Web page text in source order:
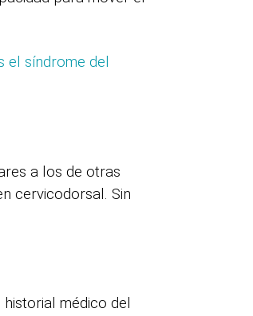
el síndrome del
a los de otras
cervicodorsal. Sin
médico del